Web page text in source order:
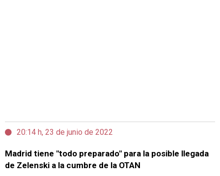
20:14 h, 23 de junio de 2022
Madrid tiene "todo preparado" para la posible llegada
de Zelenski a la cumbre de la OTAN